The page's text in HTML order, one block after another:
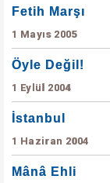
Fetih Marşı
1 Mayıs 2005
Öyle Değil!
1 Eylül 2004
İstanbul
1 Haziran 2004
Mânâ Ehli